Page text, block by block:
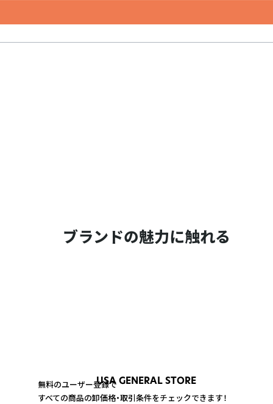
ブランドの魅力に触れる
USA GENERAL STORE
無料のユーザー登録で
すべての商品の卸価格・取引条件をチェックできます！